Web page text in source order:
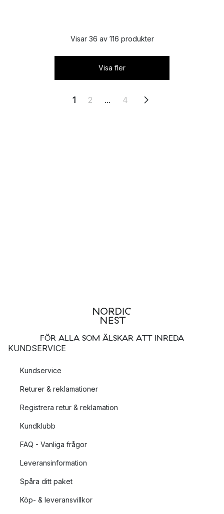
Visar 36 av 116 produkter
Visa fler
1 2 ... 4
FÖR ALLA SOM ÄLSKAR ATT INREDA
KUNDSERVICE
Kundservice
Returer & reklamationer
Registrera retur & reklamation
Kundklubb
FAQ - Vanliga frågor
Leveransinformation
Spåra ditt paket
Köp- & leveransvillkor